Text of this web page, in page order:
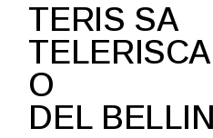
TERIS SA
O
DEL